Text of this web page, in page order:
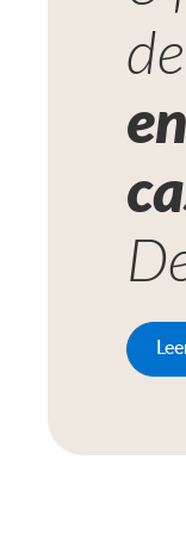
de